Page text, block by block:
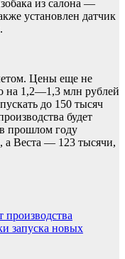
из салона —
установлен датчик
Цены еще не
на 1,2—1,3 млн рублей
до 150 тысяч
будет
прошлом году
а Веста — 123 тысячи,
производства
запуска новых